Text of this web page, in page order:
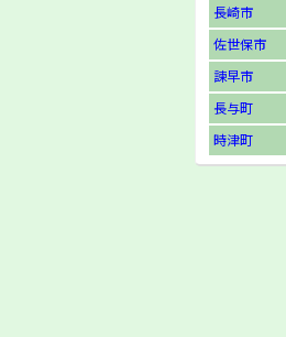
長崎市
佐世保市
諫早市
長与町
時津町